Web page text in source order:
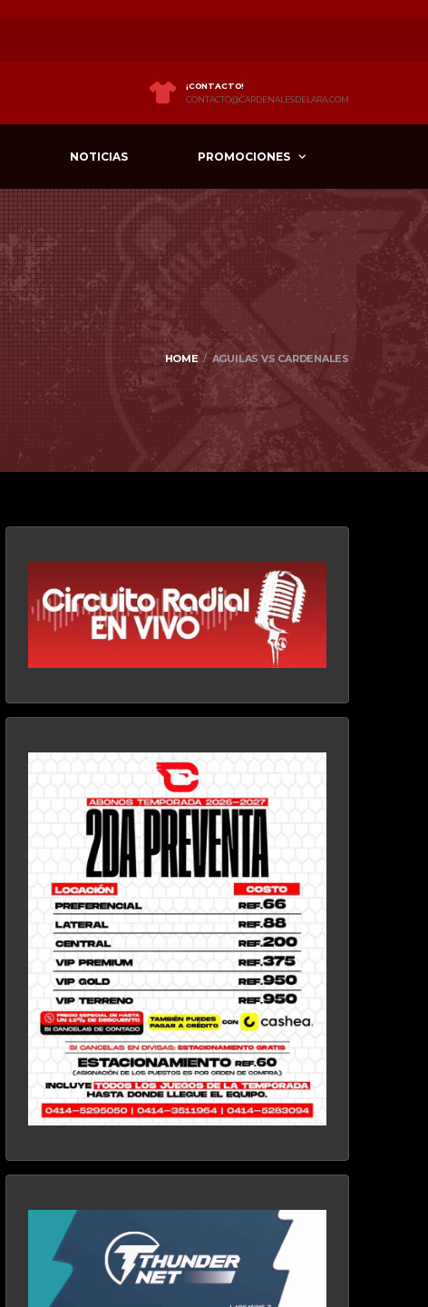
¡CONTACTO!
CONTACTO@CARDENALESDELARA.COM
NOTICIAS PROMOCIONES
HOME AGUILAS VS CARDENALES